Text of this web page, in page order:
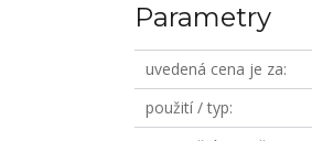
Parametry
uvedená cena je za
použití / typ